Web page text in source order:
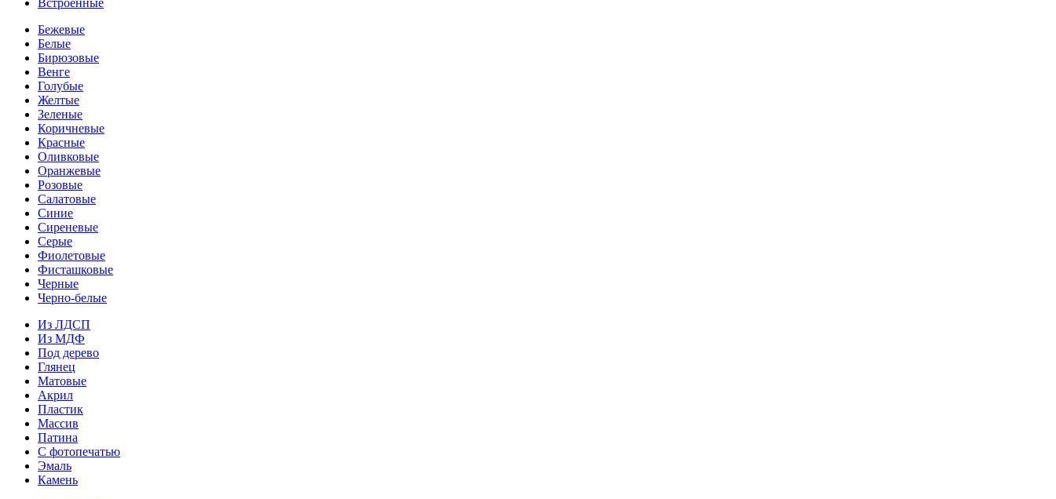
Встроенные
Бежевые
Белые
Бирюзовые
Венге
Голубые
Желтые
Зеленые
Коричневые
Красные
Оливковые
Оранжевые
Розовые
Салатовые
Синие
Сиреневые
Серые
Фиолетовые
Фисташковые
Черные
Черно-белые
Из ЛДСП
Из МДФ
Под дерево
Глянец
Матовые
Акрил
Пластик
Массив
Патина
С фотопечатью
Эмаль
Камень